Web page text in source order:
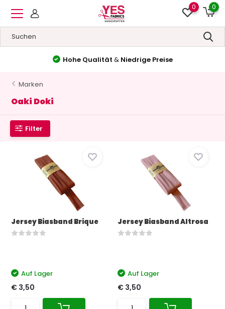
0 0
Hohe Qualität & Niedrige Preise
Marken
Oaki Doki
Filter
Jersey Biasband Brique
Auf Lager
€ 3,50
Jersey Biasband Altrosa
Auf Lager
€ 3,50